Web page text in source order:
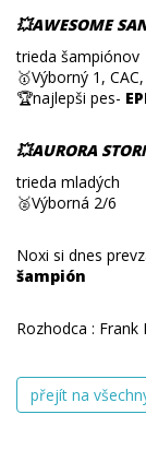
💥AWESOME
trieda šampiónov
🥇Výborný 1, CAC,
🏆najlepši pes-
💥AURORA
trieda mladých
🥈Výborná 2/6
Noxi si dnes
šampión
Rozhodca : Frank
přejít na